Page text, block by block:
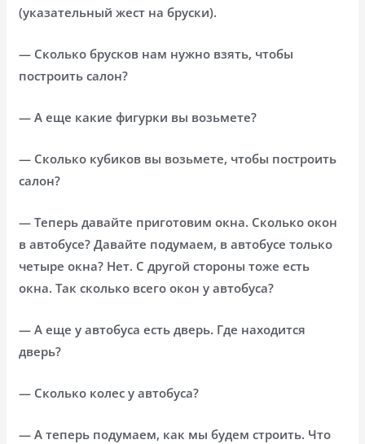
(указательный жест на бруски).
— Сколько брусков нам нужно взять, чтобы
построить салон?
— А еще какие фигурки вы возьмете?
— Сколько кубиков вы возьмете, чтобы построить
салон?
— Теперь давайте приготовим окна. Сколько окон
в автобусе? Давайте подумаем, в автобусе только
четыре окна? Нет. С другой стороны тоже есть
окна. Так сколько всего окон у автобуса?
— А еще у автобуса есть дверь. Где находится
дверь?
— Сколько колес у автобуса?
— А теперь подумаем, как мы будем строить. Что